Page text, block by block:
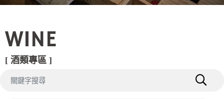
WINE
[ 酒類專區 ]